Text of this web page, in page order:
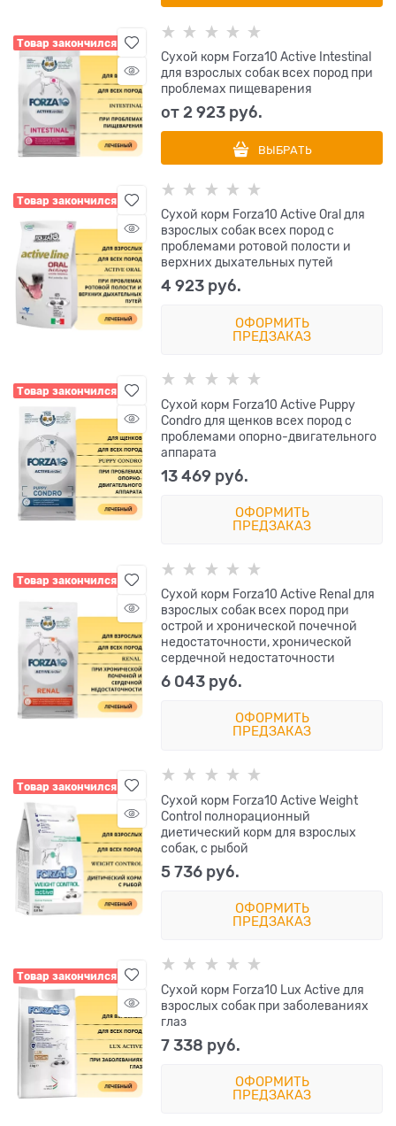
Товар закончился
Сухой корм Forza10 Active Intestinal
для взрослых собак всех пород при
проблемах пищеварения
от2 923 руб.
ВЫБРАТЬ
Товар закончился
Сухой корм Forza10 Active Oral для
взрослых собак всех пород с
проблемами ротовой полости и
верхних дыхательных путей
4 923 руб.
ОФОРМИТЬ
ПРЕДЗАКАЗ
Товар закончился
Сухой корм Forza10 Active Puppy
Condro для щенков всех пород с
проблемами опорно-двигательного
аппарата
13 469 руб.
ОФОРМИТЬ
ПРЕДЗАКАЗ
Товар закончился
Сухой корм Forza10 Active Renal для
взрослых собак всех пород при
острой и хронической почечной
недостаточности, хронической
сердечной недостаточности
6 043 руб.
ОФОРМИТЬ
ПРЕДЗАКАЗ
Товар закончился
Сухой корм Forza10 Active Weight
Control полнорационный
диетический корм для взрослых
собак, с рыбой
5 736 руб.
ОФОРМИТЬ
ПРЕДЗАКАЗ
Товар закончился
Сухой корм Forza10 Lux Active для
взрослых собак при заболеваниях
глаз
7 338 руб.
ОФОРМИТЬ
ПРЕДЗАКАЗ